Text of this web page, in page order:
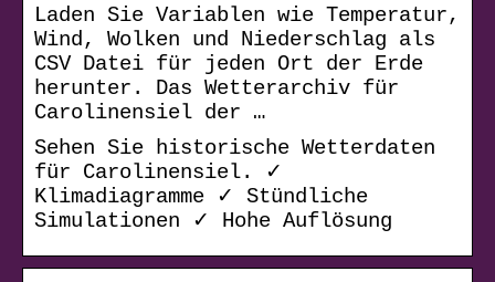
Laden Sie Variablen wie Temperatur,
Wind, Wolken und Niederschlag als
CSV Datei für jeden Ort der Erde
herunter. Das Wetterarchiv für
Carolinensiel der …
Sehen Sie historische Wetterdaten
für Carolinensiel. ✓
Klimadiagramme ✓ Stündliche
Simulationen ✓ Hohe Auflösung